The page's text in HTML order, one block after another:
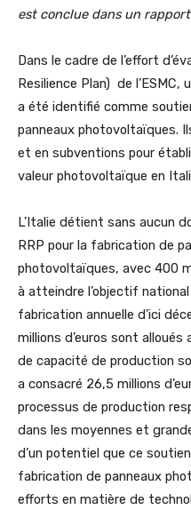
est conclue dans un rapport
Dans le cadre de l’effort
Resilience Plan) de l’ESMC,
a été identifié comme
panneaux photovoltaïques.
et en subventions pour
valeur photovoltaïque en
L’Italie détient sans aucun
RRP pour la fabrication de
photovoltaïques, avec 400
à atteindre l’objectif
fabrication annuelle d’ici
millions d’euros sont
de capacité de production
a consacré 26,5 millions
processus de production
dans les moyennes et
d’un potentiel que ce
fabrication de panneaux
efforts en matière de